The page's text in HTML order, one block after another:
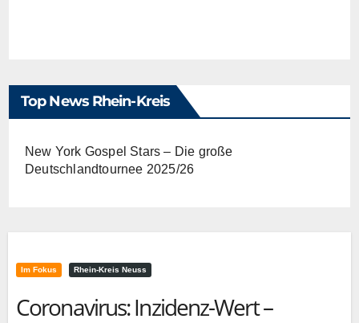
Top News Rhein-Kreis
New York Gospel Stars – Die große
Deutschlandtournee 2025/26
Im Fokus Rhein-Kreis Neuss
Coronavirus: Inzidenz-Wert –